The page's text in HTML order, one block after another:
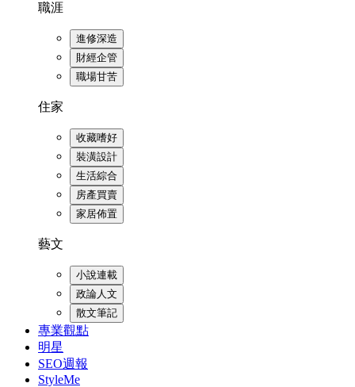
職涯
進修深造
財經企管
職場甘苦
住家
收藏嗜好
裝潢設計
生活綜合
房產買賣
家居佈置
藝文
小說連載
政論人文
散文筆記
專業觀點
明星
SEO週報
StyleMe